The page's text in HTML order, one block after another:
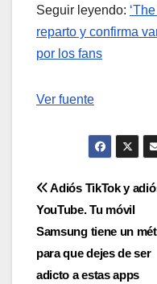
Seguir leyendo:
reparto y confirma
por los fans
Ver fuente
de
entradas
Adiós TikTok y
YouTube. Tu móvil
Samsung tiene un
para que dejes de ser
adicto a estas apps